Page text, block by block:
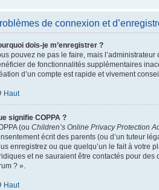
de connexion et
dois-je m’enregistrer ?
pouvez ne pas le faire, mais
de fonctionnalités supplémentaires
d’un compte est rapide et vivement
Haut
signifie COPPA ?
(ou Children’s Online Privacy Protection
écrit des parents (ou d’un tuteur
enregistrez ou que quelqu’un le fait à votre
et ne sauraient être contactés pour
? ».
Haut